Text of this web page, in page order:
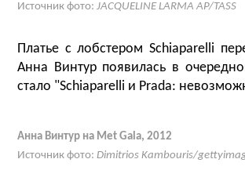
Источник фото: JACQUELINE LARMA AP/TASS
Платье с лобстером Schiaparelli
Анна Винтур появилась в
стало "Schiaparelli и Prada:
Анна Винтур на Met Gala, 2012
Источник фото: Dimitrios Kambouris/